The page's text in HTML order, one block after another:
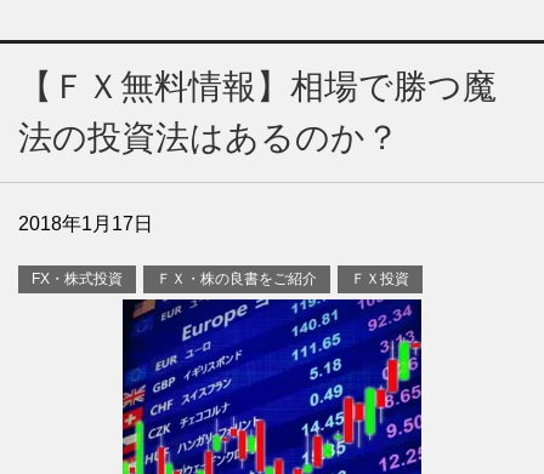
【ＦＸ無料情報】相場で勝つ魔
法の投資法はあるのか？
2018年1月17日
FX・株式投資 ＦＸ・株の良書をご紹介 ＦＸ投資